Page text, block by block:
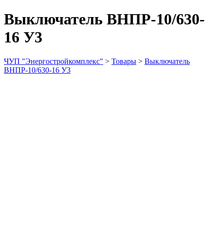
Выключатель ВНПР-10/630-
16 У3
ЧУП "Энергостройкомплекс" > Товары > Выключатель
ВНПР-10/630-16 У3